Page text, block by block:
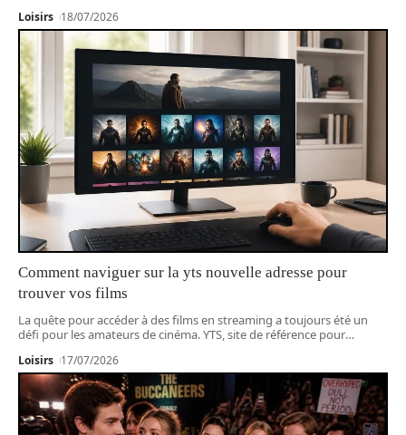
Loisirs 18/07/2026
Comment naviguer sur la yts nouvelle adresse pour
trouver vos films
La quête pour accéder à des films en streaming a toujours été un
défi pour les amateurs de cinéma. YTS, site de référence pour…
Loisirs 17/07/2026